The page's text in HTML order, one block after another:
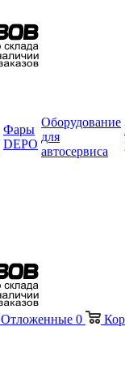
Фары
DEPO
Оборудование
для
автосервиса
Отложенные 0